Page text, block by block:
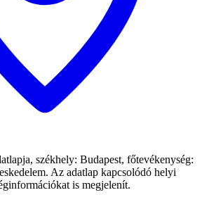
székhely: Budapest, főtevékenység:
Az adatlap kapcsolódó helyi
is megjelenít.